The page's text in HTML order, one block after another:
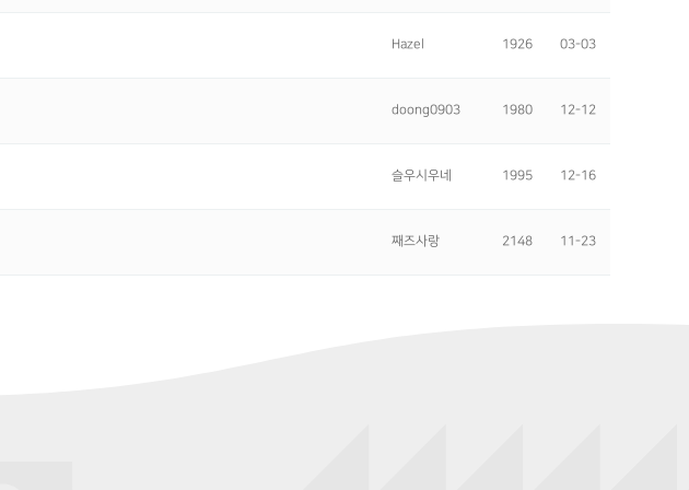
Hazel 1926 03-03
doong0903 1980 12-12
슬우시우네 1995 12-16
째즈사랑 2148 11-23